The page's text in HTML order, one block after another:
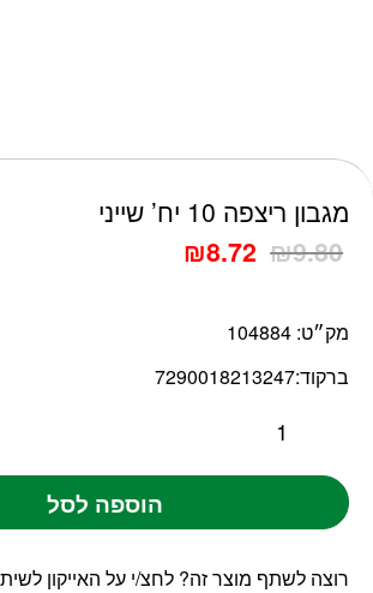
מגבון ריצפה 10 יח’ שייני
₪9.80
₪8.72
מק״ט: 104884
ברקוד:7290018213247
כמות מגבון ריצפה 10 יח' שייני
הוספה לסל
רוצה לשתף מוצר זה? לחצ/י על האייקון